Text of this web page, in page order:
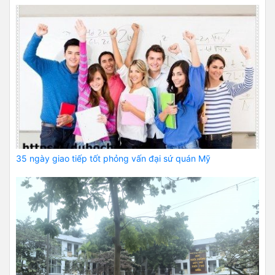
35 ngày giao tiếp tốt phỏng vấn đại sứ quán Mỹ